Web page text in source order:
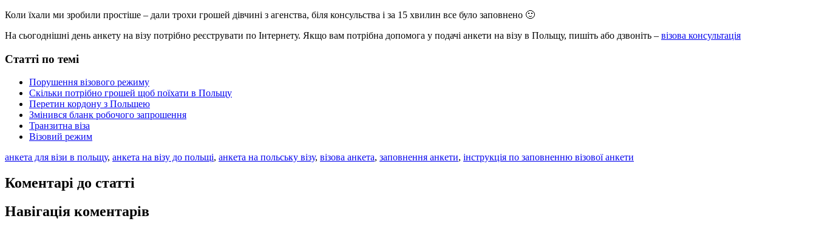
Коли їхали ми зробили простіше – дали трохи грошей дівчині з агенства, біля консульства і за 15 хвилин все було заповнено 🙂
На сьогоднішні день анкету на візу потрібно реєструвати по Інтернету. Якщо вам потрібна допомога у подачі анкети на візу в Польщу, пишіть або дзвоніть – візова консультація
Статті по темі
Порушення візового режиму
Скільки потрібно грошей щоб поїхати в Польщу
Перетин кордону з Польщею
Змінився бланк робочого запрошення
Транзитна віза
Візовий режим
анкета для візи в польщу, анкета на візу до польщі, анкета на польську візу, візова анкета, заповнення анкети, інструкція по заповненню візової анкети
Коментарі до статті
Навігація коментарів